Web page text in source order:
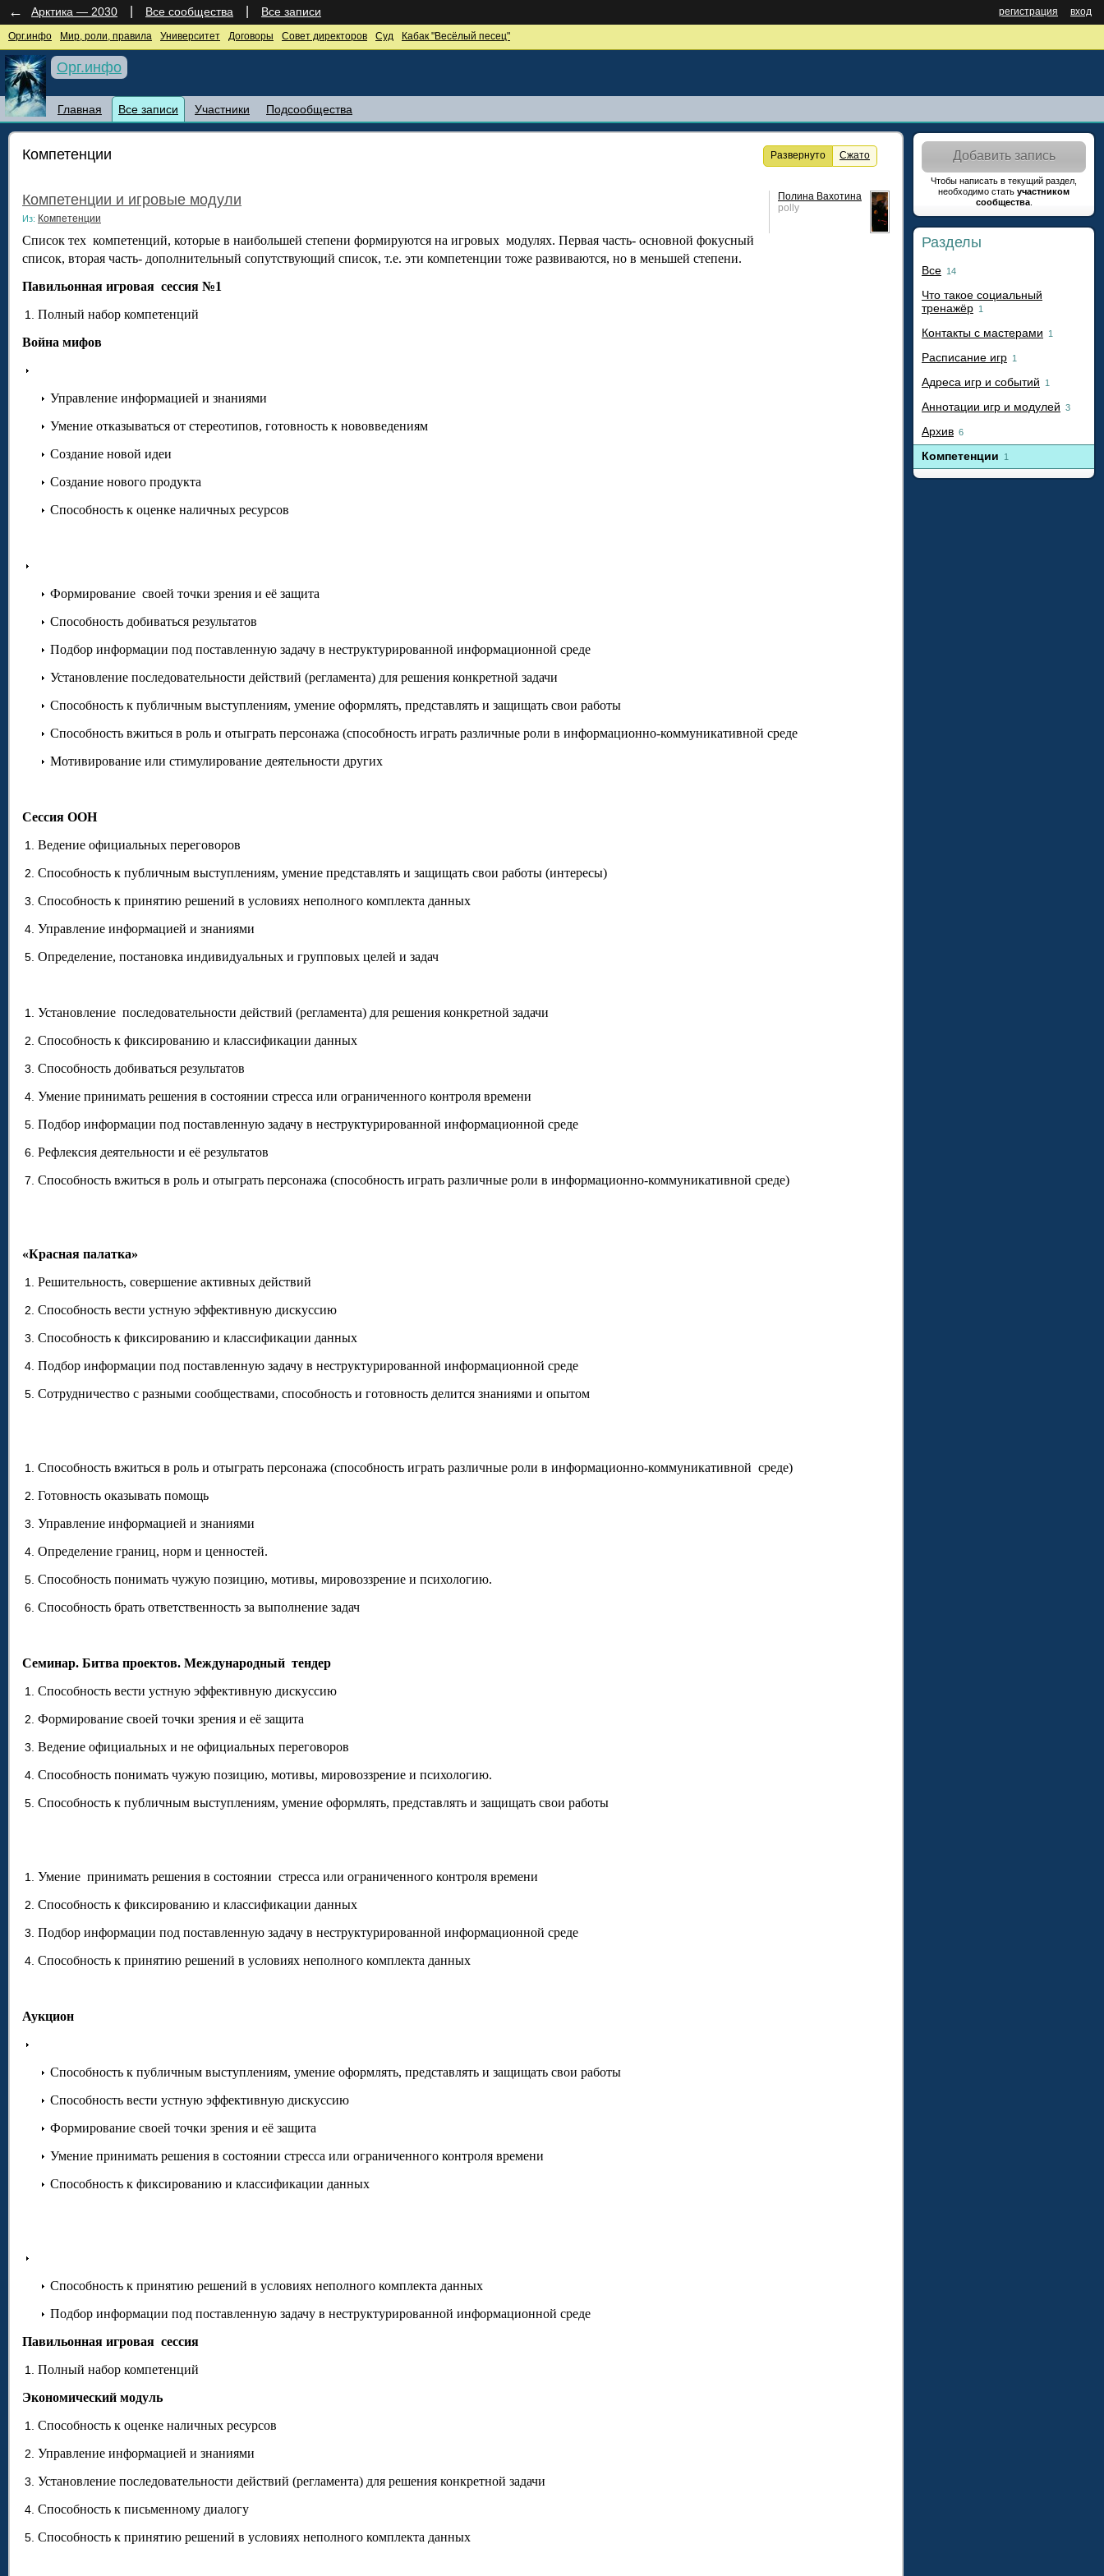
← Арктика — 2030 вход
регистрация
Все сообщества Все записи
Орг.инфо Мир, роли, правила Университет Договоры Совет директоров Суд Кабак "Весёлый песец"
Орг.инфо
Главная Все записи Участники Подсообщества
Сжато
Развернуто
Компетенции
Полина Вахотина
polly
Компетенции и игровые модули
Из: Компетенции
Список тех компетенций, которые в наибольшей степени формируются на игровых модулях. Первая часть- основной фокусный
список, вторая часть- дополнительный сопутствующий список, т.е. эти компетенции тоже развиваются, но в меньшей степени.
Павильонная игровая сессия №1
Полный набор компетенций
Война мифов
Управление информацией и знаниями
Умение отказываться от стереотипов, готовность к нововведениям
Создание новой идеи
Создание нового продукта
Способность к оценке наличных ресурсов
Формирование своей точки зрения и её защита
Способность добиваться результатов
Подбор информации под поставленную задачу в неструктурированной информационной среде
Установление последовательности действий (регламента) для решения конкретной задачи
Способность к публичным выступлениям, умение оформлять, представлять и защищать свои работы
Способность вжиться в роль и отыграть персонажа (способность играть различные роли в информационно-коммуникативной среде
Мотивирование или стимулирование деятельности других
Сессия ООН
Ведение официальных переговоров
Способность к публичным выступлениям, умение представлять и защищать свои работы (интересы)
Способность к принятию решений в условиях неполного комплекта данных
Управление информацией и знаниями
Определение, постановка индивидуальных и групповых целей и задач
Установление последовательности действий (регламента) для решения конкретной задачи
Способность к фиксированию и классификации данных
Способность добиваться результатов
Умение принимать решения в состоянии стресса или ограниченного контроля времени
Подбор информации под поставленную задачу в неструктурированной информационной среде
Рефлексия деятельности и её результатов
Способность вжиться в роль и отыграть персонажа (способность играть различные роли в информационно-коммуникативной среде)
«Красная палатка»
Решительность, совершение активных действий
Способность вести устную эффективную дискуссию
Способность к фиксированию и классификации данных
Подбор информации под поставленную задачу в неструктурированной информационной среде
Сотрудничество с разными сообществами, способность и готовность делится знаниями и опытом
Способность вжиться в роль и отыграть персонажа (способность играть различные роли в информационно-коммуникативной среде)
Готовность оказывать помощь
Управление информацией и знаниями
Определение границ, норм и ценностей.
Способность понимать чужую позицию, мотивы, мировоззрение и психологию.
Способность брать ответственность за выполнение задач
Семинар. Битва проектов. Международный тендер
Способность вести устную эффективную дискуссию
Формирование своей точки зрения и её защита
Ведение официальных и не официальных переговоров
Способность понимать чужую позицию, мотивы, мировоззрение и психологию.
Способность к публичным выступлениям, умение оформлять, представлять и защищать свои работы
Умение принимать решения в состоянии стресса или ограниченного контроля времени
Способность к фиксированию и классификации данных
Подбор информации под поставленную задачу в неструктурированной информационной среде
Способность к принятию решений в условиях неполного комплекта данных
Аукцион
Способность к публичным выступлениям, умение оформлять, представлять и защищать свои работы
Способность вести устную эффективную дискуссию
Формирование своей точки зрения и её защита
Умение принимать решения в состоянии стресса или ограниченного контроля времени
Способность к фиксированию и классификации данных
Способность к принятию решений в условиях неполного комплекта данных
Подбор информации под поставленную задачу в неструктурированной информационной среде
Павильонная игровая сессия
Полный набор компетенций
Экономический модуль
Способность к оценке наличных ресурсов
Управление информацией и знаниями
Установление последовательности действий (регламента) для решения конкретной задачи
Способность к письменному диалогу
Способность к принятию решений в условиях неполного комплекта данных
Добавить запись
Чтобы написать в текущий раздел,
необходимо стать участником
сообщества.
Разделы
Все 14
Что такое социальный
тренажёр 1
Контакты с мастерами 1
Расписание игр 1
Адреса игр и событий 1
Аннотации игр и модулей 3
Архив 6
Компетенции 1